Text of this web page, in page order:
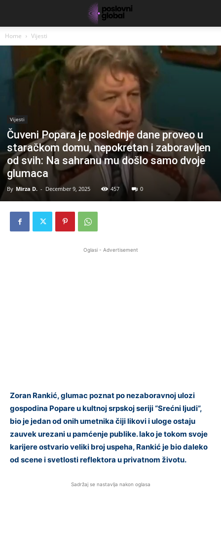
Home Vijesti
Vijesti
Čuveni Popara je poslednje dane proveo u
staračkom domu, nepokretan i zaboravljen
od svih: Na sahranu mu došlo samo dvoje
glumaca
By Mirza D. - December 9, 2025 457 0
Oglasi - Advertisement
Zoran Rankić, glumac poznat po nezaboravnoj ulozi
gospodina Popare u kultnoj srpskoj seriji “Srećni ljudi”,
bio je jedan od onih umetnika čiji likovi i uloge ostaju
zauvek urezani u pamćenje publike. Iako je tokom svoje
karijere ostvario veliki broj uspeha, Rankić je bio daleko
od scene i svetlosti reflektora u privatnom životu.
Sadržaj se nastavlja nakon oglasa